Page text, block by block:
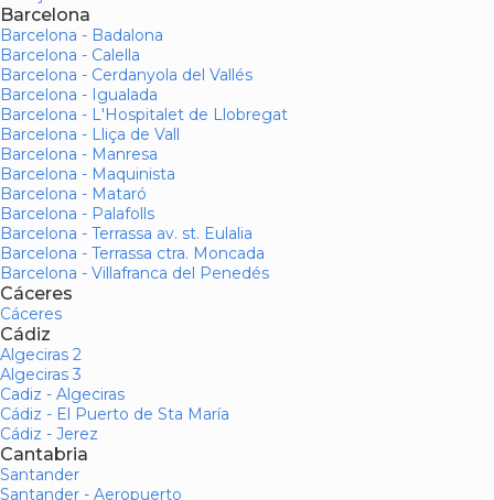
Barcelona
Barcelona - Badalona
Barcelona - Calella
Barcelona - Cerdanyola del Vallés
Barcelona - Igualada
Barcelona - L'Hospitalet de Llobregat
Barcelona - Lliça de Vall
Barcelona - Manresa
Barcelona - Maquinista
Barcelona - Mataró
Barcelona - Palafolls
Barcelona - Terrassa av. st. Eulalia
Barcelona - Terrassa ctra. Moncada
Barcelona - Villafranca del Penedés
Cáceres
Cáceres
Cádiz
Algeciras 2
Algeciras 3
Cadiz - Algeciras
Cádiz - El Puerto de Sta María
Cádiz - Jerez
Cantabria
Santander
Santander - Aeropuerto